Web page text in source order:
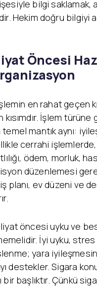
bilgi saklamak,
Hekim doğru bilgiyi
Öncesi
en rahat geçen
İşlem türüne
mantık aynı:
cerrahi
ödem, morluk,
düzenlemesi
planı, ev düzeni ve
öncesi uyku ve
İyi uyku,
yara
destekler. Sigara
bir başlıktır. Çünkü